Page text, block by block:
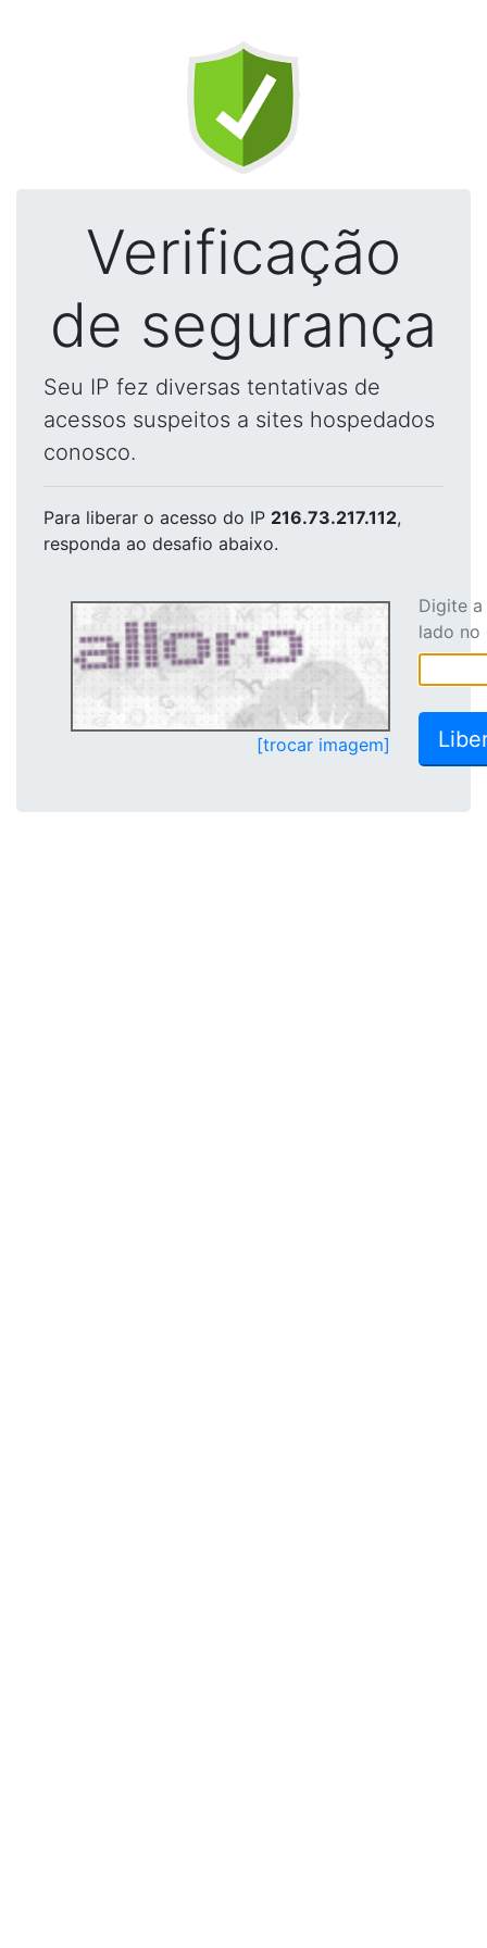
Verificação
de segurança
Seu IP fez diversas tentativas de
acessos suspeitos a sites hospedados
conosco.
Para liberar o acesso do IP 216.73.217.112,
responda ao desafio abaixo.
[trocar imagem]
Digite
lado no